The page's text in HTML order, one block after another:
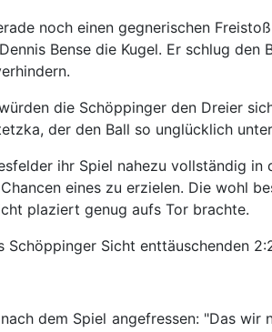
noch einen gegnerischen
Bense die Kugel. Er schlug
die Schöppinger den Dreier
der den Ball so unglücklich
ihr Spiel nahezu vollständig
eines zu erzielen. Die wohl
plaziert genug aufs Tor brachte.
Schöppinger Sicht enttäuschenden
dem Spiel angefressen: "Das